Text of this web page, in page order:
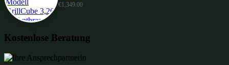
€1,349.00
Kostenlose Beratung